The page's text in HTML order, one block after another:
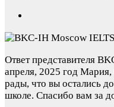
Ответ представителя
апреля, 2025 год Мария,
рады, что вы остались
школе. Спасибо вам за